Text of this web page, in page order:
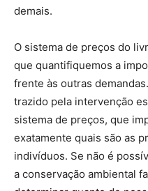
demais.
O sistema de preços do
que quantifiquemos a
frente às outras
trazido pela intervenção
sistema de preços, que
exatamente quais são as
indivíduos. Se não é
a conservação ambiental